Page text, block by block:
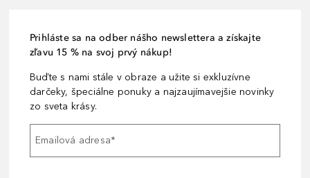
Prihláste sa na odber nášho newslettera a získajte
zľavu 15 % na svoj prvý nákup!
Buďte s nami stále v obraze a užite si exkluzívne
darčeky, špeciálne ponuky a najzaujímavejšie novinky
zo sveta krásy.
Emailová adresa*